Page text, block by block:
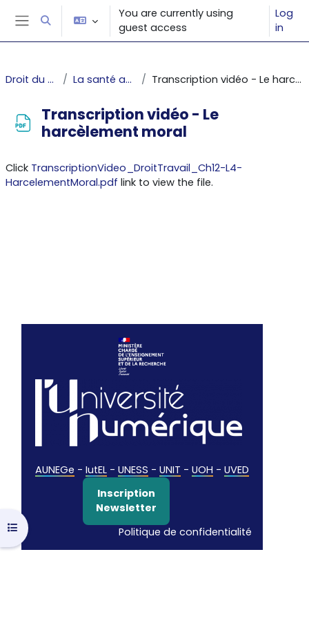
Skip to main content
Side panel
Toggle search input
You are currently using
guest access
Log
in
Open course index
Droit du travail La santé au travail Transcription vidéo - Le harcèlement moral
Transcription vidéo - Le
harcèlement moral
Click TranscriptionVideo_DroitTravail_Ch12-L4-
HarcelementMoral.pdf link to view the file.
AUNEGe - IutEL - UNESS - UNIT - UOH - UVED
Inscription
Newsletter
Politique de confidentialité